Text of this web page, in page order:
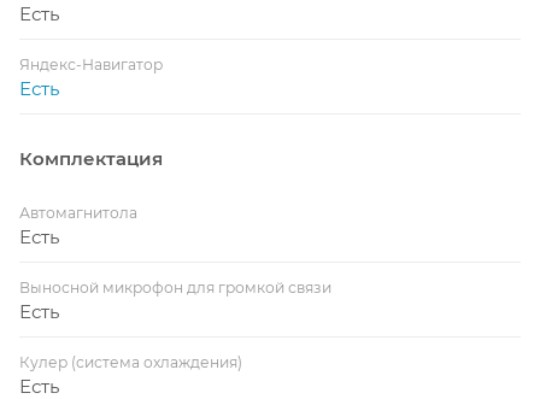
Есть
Яндекс-Навигатор
Есть
Комплектация
Автомагнитола
Есть
Выносной микрофон для громкой связи
Есть
Кулер (система охлаждения)
Есть